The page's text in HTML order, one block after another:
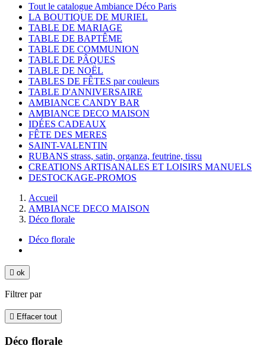
Tout le catalogue Ambiance Déco Paris
LA BOUTIQUE DE MURIEL
TABLE DE MARIAGE
TABLE DE BAPTÊME
TABLE DE COMMUNION
TABLE DE PÂQUES
TABLE DE NOËL
TABLES DE FÊTES par couleurs
TABLE D'ANNIVERSAIRE
AMBIANCE CANDY BAR
AMBIANCE DECO MAISON
IDÉES CADEAUX
FÊTE DES MERES
SAINT-VALENTIN
RUBANS strass, satin, organza, feutrine, tissu
CREATIONS ARTISANALES ET LOISIRS MANUELS
DESTOCKAGE-PROMOS
Accueil
AMBIANCE DECO MAISON
Déco florale
Déco florale
 ok
Filtrer par
 Effacer tout
Déco florale